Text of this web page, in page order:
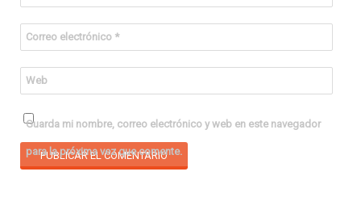
Correo electrónico *
Web
Guarda mi nombre, correo electrónico y web en este navegador
para la próxima vez que comente.